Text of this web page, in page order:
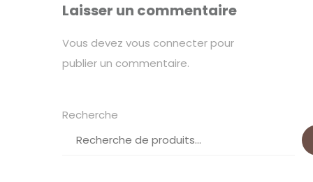
Laisser un commentaire
Vous devez vous connecterpour
publier un commentaire.
Recherche